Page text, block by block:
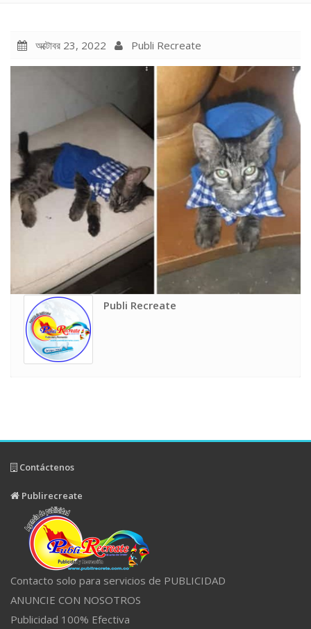
অক্টোবর 23, 2022 Publi Recreate
Publi Recreate
Contáctenos
Publirecreate
Contacto solo para servicios de PUBLICIDAD
ANUNCIE CON NOSOTROS
Publicidad 100% Efectiva